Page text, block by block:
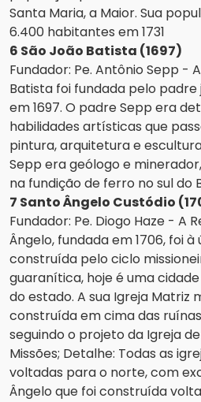
Santa Maria, a Maior. Sua
6.400 habitantes em 1731
6 São João Batista (1697)
Fundador: Pe. Antônio Sepp -
Batista foi fundada pelo
em 1697. O padre Sepp era
habilidades artísticas que
pintura, arquitetura e
Sepp era geólogo e
na fundição de ferro no sul do
7 Santo Ângelo Custódio
Fundador: Pe. Diogo Haze - A
Ângelo, fundada em 1706, foi
construída pelo ciclo
guaranítica, hoje é uma
do estado. A sua Igreja Matriz
construída em cima das
seguindo o projeto da Igreja
Missões; Detalhe: Todas as
voltadas para o norte, com
Ângelo que foi construída